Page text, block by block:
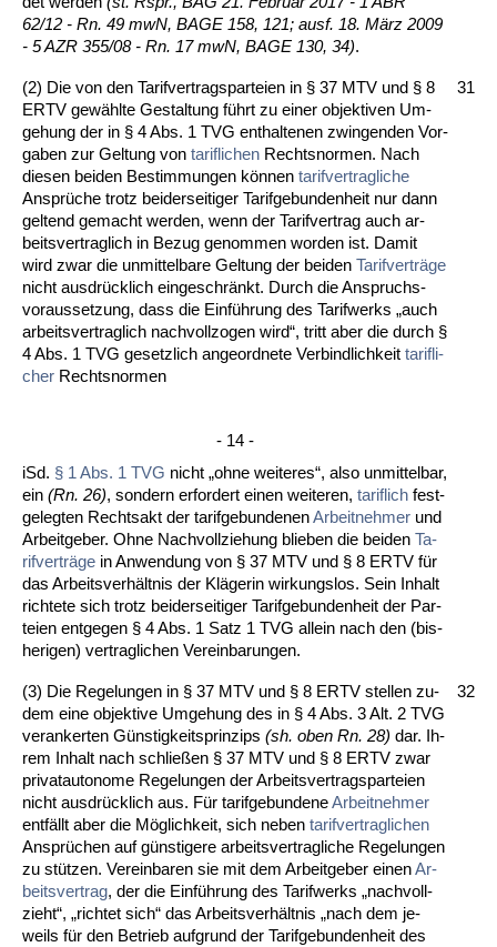
62/12 - Rn. 49 mwN, BA­GE 158, 121; ausf. 18. März 2009
- 5 AZR 355/08 - Rn. 17 mwN, BA­GE 130, 34).
(2) Die von den Ta­rif­ver­trags­par­tei­en in § 37 MTV und § 8
ERTV gewähl­te Ge­stal­tung führt zu ei­ner ob­jek­ti­ven Um­
ge­hung der in § 4 Abs. 1 TVG ent­hal­te­nen zwin­gen­den Vor­
ga­ben zur Gel­tung von ta­rif­li­chen Rechts­nor­men. Nach
die­sen bei­den Be­stim­mun­gen können ta­rif­ver­trag­li­che
Ansprüche trotz bei­der­sei­ti­ger Ta­rif­ge­bun­den­heit nur dann
gel­tend ge­macht wer­den, wenn der Ta­rif­ver­trag auch ar­
beits­ver­trag­lich in Be­zug ge­nom­men wor­den ist. Da­mit
wird zwar die un­mit­tel­ba­re Gel­tung der bei­den Ta­rif­verträge
nicht aus­drück­lich ein­ge­schränkt. Durch die An­spruchs­
vor­aus­set­zung, dass die Einführung des Ta­rif­werks „auch
ar­beits­ver­trag­lich nach­voll­zo­gen wird“, tritt aber die durch §
4 Abs. 1 TVG ge­setz­lich an­ge­ord­ne­te Ver­bind­lich­keit ta­rif­li­
cher Rechts­nor­men
- 14 -
iSd. § 1 Abs. 1 TVG nicht „oh­ne wei­te­res“, al­so un­mit­tel­bar,
ein (Rn. 26), son­dern er­for­dert ei­nen wei­te­ren, ta­rif­lich fest­
ge­leg­ten Rechts­akt der ta­rif­ge­bun­de­nenAr­beit­neh­mer und
Ar­beit­ge­ber. Oh­ne Nach­voll­zie­hung blie­ben die bei­den Ta­
rif­verträge in An­wen­dung von § 37 MTV und § 8 ERTV für
das Ar­beits­ver­hält­nis der Kläge­rin wir­kungs­los. Sein In­halt
rich­te­te sich trotz bei­der­sei­ti­ger Ta­rif­ge­bun­den­heit der Par­
tei­en ent­ge­gen § 4 Abs. 1 Satz 1 TVG al­lein nach den (bis­
he­ri­gen) ver­trag­li­chen Ver­ein­ba­run­gen.
31
(3) Die Re­ge­lun­gen in § 37 MTV und § 8 ERTV stel­len zu­
dem ei­ne ob­jek­ti­ve Um­ge­hung des in § 4 Abs. 3 Alt. 2 TVG
ver­an­ker­ten Güns­tig­keits­prin­zips (sh. oben Rn. 28) dar. Ih­
rem In­halt nach schließen § 37 MTV und § 8 ERTV zwar
pri­vat­au­to­no­me Re­ge­lun­gen der Ar­beits­ver­trags­par­tei­en
nicht aus­drück­lich aus. Für ta­rif­ge­bun­de­neAr­beit­neh­mer
entfällt aber die Möglich­keit, sich ne­ben ta­rif­ver­trag­li­chen
Ansprüchen auf güns­ti­ge­re ar­beits­ver­trag­li­che Re­ge­lun­gen
zu stützen. Ver­ein­ba­ren sie mit dem Ar­beit­ge­ber ei­nenAr­
beits­ver­trag, der die Einführung des Ta­rif­werks „nach­voll­
zieht“, „rich­tet sich“ das Ar­beits­ver­hält­nis „nach dem je­
weils für den Be­trieb auf­grund der Ta­rif­ge­bun­den­heit des
32